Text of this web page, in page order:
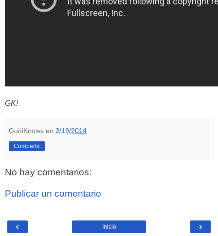
GK!
GuiriKnows en 2/19/2014
Compartir
No hay comentarios:
Publicar un comentario
‹ ›
Inicio